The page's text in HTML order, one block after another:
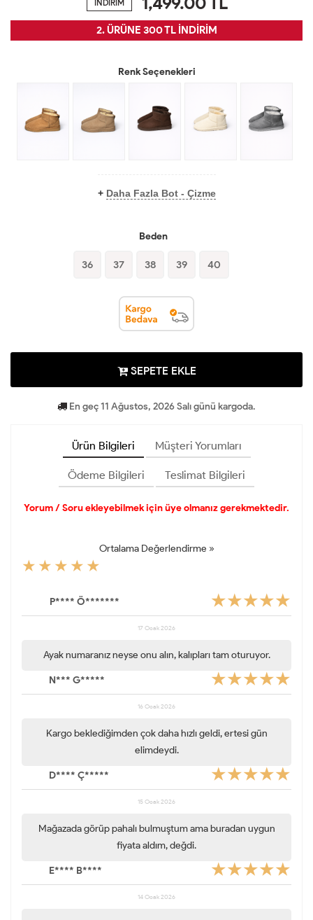
İNDİRİM
2. ÜRÜNE 300 TL İNDİRİM
Renk Seçenekleri
+ Daha Fazla Bot - Çizme
Beden
36 37 38 39 40
SEPETE EKLE
En geç 11 Ağustos, 2026 Salı günü kargoda.
Ürün Bilgileri Müşteri Yorumları
Ödeme Bilgileri Teslimat Bilgileri
Yorum / Soru ekleyebilmek için üye olmanız gerekmektedir.
Ortalama Değerlendirme »
P**** Ö*******
17 Ocak 2026
Ayak numaranız neyse onu alın, kalıpları tam oturuyor.
N*** G*****
16 Ocak 2026
Kargo beklediğimden çok daha hızlı geldi, ertesi gün
elimdeydi.
D**** Ç*****
15 Ocak 2026
Mağazada görüp pahalı bulmuştum ama buradan uygun
fiyata aldım, değdi.
E**** B****
14 Ocak 2026